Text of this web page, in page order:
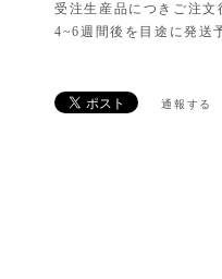
受注生産品につきご注文
4~6週間後を目途に発送
通報する